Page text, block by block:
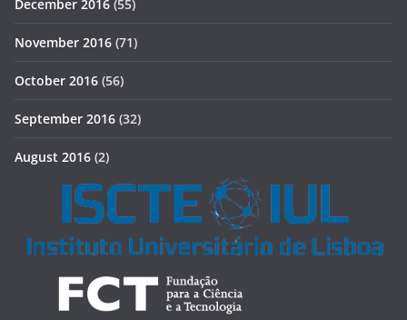
December 2016 (55)
November 2016 (71)
October 2016 (56)
September 2016 (32)
August 2016 (2)